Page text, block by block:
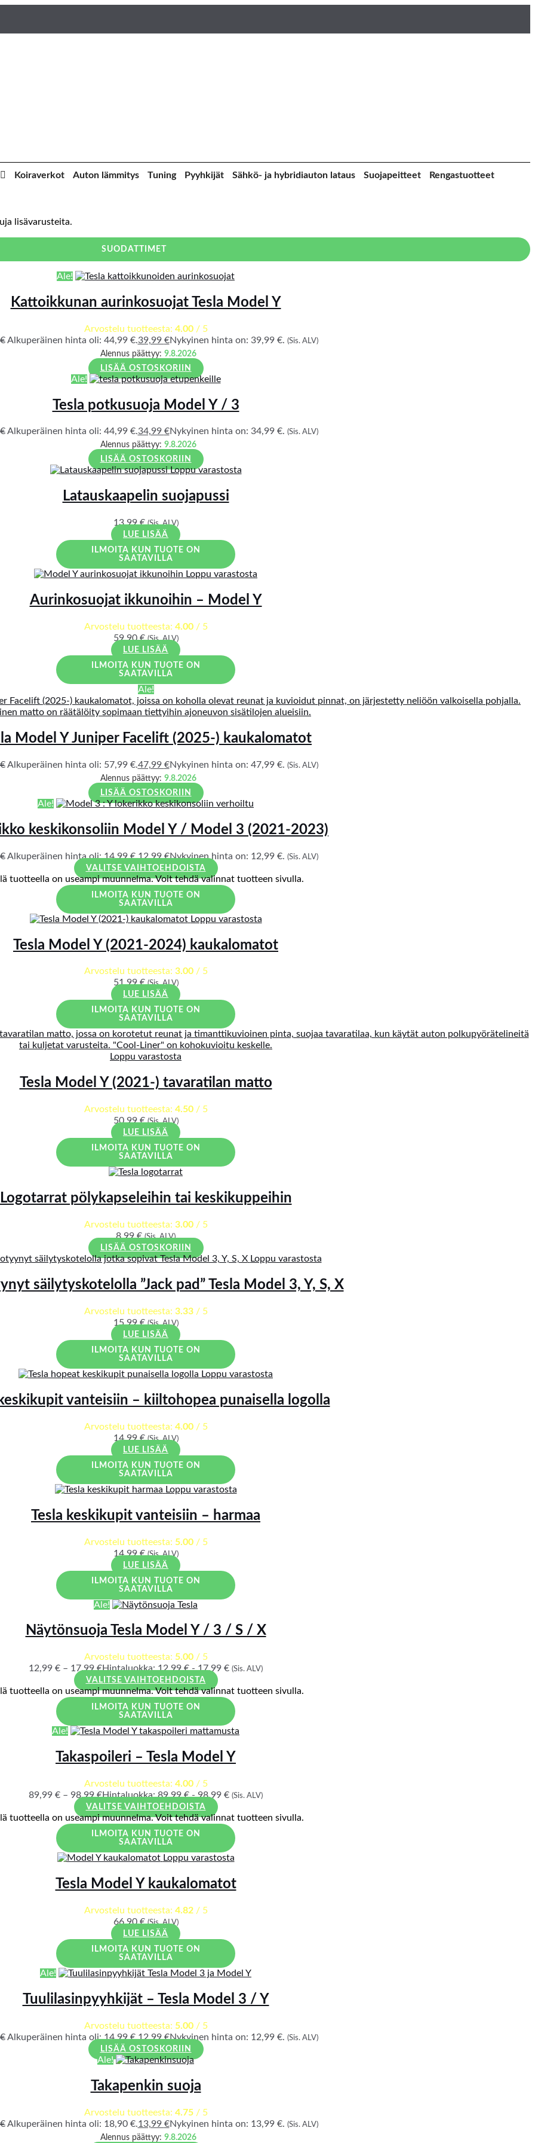
Koiraverkot Auton lämmitys Tuning Pyyhkijät Sähkö- ja hybridiauton lataus Suojapeitteet Rengastuotteet
lisävarusteita.
SUODATTIMET
Ale!
Kattoikkunan aurinkosuojat Tesla Model Y
Arvostelu tuotteesta: 4.00/ 5
€ Alkuperäinen hinta oli: 44,99 €.39,99 €Nykyinen hinta on: 39,99 €. (Sis. ALV)
Alennus päättyy: 9.8.2026
LISÄÄ OSTOSKORIIN
Ale!
Tesla potkusuoja Model Y / 3
€ Alkuperäinen hinta oli: 44,99 €.34,99 €Nykyinen hinta on: 34,99 €. (Sis. ALV)
Alennus päättyy: 9.8.2026
LISÄÄ OSTOSKORIIN
Loppu varastosta
Latauskaapelin suojapussi
13,99€ (Sis. ALV)
LUE LISÄÄ
ILMOITA KUN TUOTE ON
SAATAVILLA
Loppu varastosta
Aurinkosuojat ikkunoihin – Model Y
Arvostelu tuotteesta: 4.00/ 5
59,90€ (Sis. ALV)
LUE LISÄÄ
ILMOITA KUN TUOTE ON
SAATAVILLA
Ale!
Model Y Juniper Facelift (2025-) kaukalomatot
€ Alkuperäinen hinta oli: 57,99 €.47,99 €Nykyinen hinta on: 47,99 €. (Sis. ALV)
Alennus päättyy: 9.8.2026
LISÄÄ OSTOSKORIIN
Ale!
keskikonsoliin Model Y / Model 3 (2021-2023)
€ Alkuperäinen hinta oli: 14,99 €.12,99€Nykyinen hinta on: 12,99 €. (Sis. ALV)
VALITSE VAIHTOEHDOISTA
tuotteella on useampi muunnelma. Voit tehdä valinnat tuotteen sivulla.
ILMOITA KUN TUOTE ON
SAATAVILLA
Loppu varastosta
Tesla Model Y (2021-2024) kaukalomatot
Arvostelu tuotteesta: 3.00/ 5
51,99€ (Sis. ALV)
LUE LISÄÄ
ILMOITA KUN TUOTE ON
SAATAVILLA
Loppu varastosta
Tesla Model Y (2021-) tavaratilan matto
Arvostelu tuotteesta: 4.50/ 5
50,99€ (Sis. ALV)
LUE LISÄÄ
ILMOITA KUN TUOTE ON
SAATAVILLA
Logotarrat pölykapseleihin tai keskikuppeihin
Arvostelu tuotteesta: 3.00/ 5
8,99€ (Sis. ALV)
LISÄÄ OSTOSKORIIN
Loppu varastosta
säilytyskotelolla ”Jack pad” Tesla Model 3, Y, S, X
Arvostelu tuotteesta: 3.33/ 5
15,99€ (Sis. ALV)
LUE LISÄÄ
ILMOITA KUN TUOTE ON
SAATAVILLA
Loppu varastosta
vanteisiin – kiiltohopea punaisella logolla
Arvostelu tuotteesta: 4.00/ 5
14,99€ (Sis. ALV)
LUE LISÄÄ
ILMOITA KUN TUOTE ON
SAATAVILLA
Loppu varastosta
Tesla keskikupit vanteisiin – harmaa
Arvostelu tuotteesta: 5.00/ 5
14,99€ (Sis. ALV)
LUE LISÄÄ
ILMOITA KUN TUOTE ON
SAATAVILLA
Ale!
Näytönsuoja Tesla Model Y / 3 / S / X
Arvostelu tuotteesta: 5.00/ 5
12,99 € – 17,99€Hintaluokka: 12,99 € - 17,99 € (Sis. ALV)
VALITSE VAIHTOEHDOISTA
tuotteella on useampi muunnelma. Voit tehdä valinnat tuotteen sivulla.
ILMOITA KUN TUOTE ON
SAATAVILLA
Ale!
Takaspoileri – Tesla Model Y
Arvostelu tuotteesta: 4.00/ 5
89,99 € – 98,99€Hintaluokka: 89,99 € - 98,99 € (Sis. ALV)
VALITSE VAIHTOEHDOISTA
tuotteella on useampi muunnelma. Voit tehdä valinnat tuotteen sivulla.
ILMOITA KUN TUOTE ON
SAATAVILLA
Loppu varastosta
Tesla Model Y kaukalomatot
Arvostelu tuotteesta: 4.82/ 5
66,90€ (Sis. ALV)
LUE LISÄÄ
ILMOITA KUN TUOTE ON
SAATAVILLA
Ale!
Tuulilasinpyyhkijät – Tesla Model 3 / Y
Arvostelu tuotteesta: 5.00/ 5
€ Alkuperäinen hinta oli: 14,99 €.12,99€Nykyinen hinta on: 12,99 €. (Sis. ALV)
LISÄÄ OSTOSKORIIN
Ale!
Takapenkin suoja
Arvostelu tuotteesta: 4.75/ 5
€ Alkuperäinen hinta oli: 18,90 €.13,99 €Nykyinen hinta on: 13,99 €. (Sis. ALV)
Alennus päättyy: 9.8.2026